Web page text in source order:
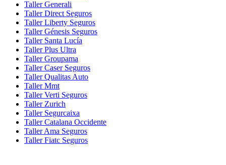
Taller Generali
Taller Direct Seguros
Taller Liberty Seguros
Taller Génesis Seguros
Taller Santa Lucía
Taller Plus Ultra
Taller Groupama
Taller Caser Seguros
Taller Qualitas Auto
Taller Mmt
Taller Verti Seguros
Taller Zurich
Taller Segurcaixa
Taller Catalana Occidente
Taller Ama Seguros
Taller Fiatc Seguros